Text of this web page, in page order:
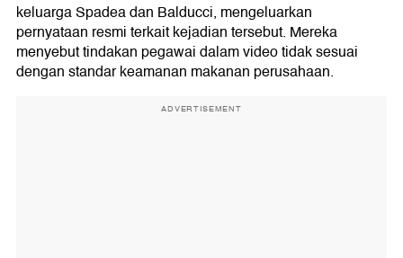
keluarga Spadea dan Balducci, mengeluarkan
pernyataan resmi terkait kejadian tersebut. Mereka
menyebut tindakan pegawai dalam video tidak sesuai
dengan standar keamanan makanan perusahaan.
ADVERTISEMENT